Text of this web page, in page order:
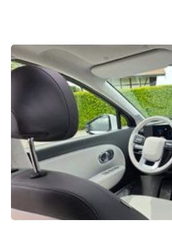
Team